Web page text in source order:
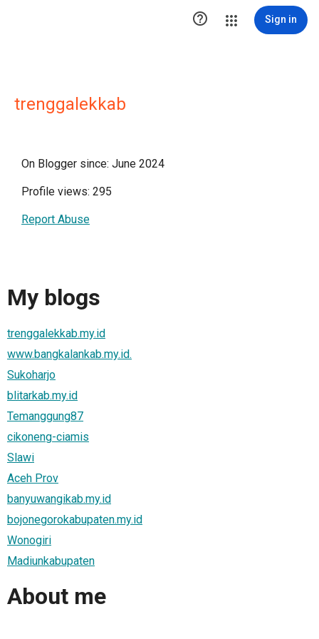
 Sign in
trenggalekkab
On Blogger since: June 2024
Profile views: 295
Report Abuse
My blogs
trenggalekkab.my.id
www.bangkalankab.my.id.
Sukoharjo
blitarkab.my.id
Temanggung87
cikoneng-ciamis
Slawi
Aceh Prov
banyuwangikab.my.id
bojonegorokabupaten.my.id
Wonogiri
Madiunkabupaten
About me